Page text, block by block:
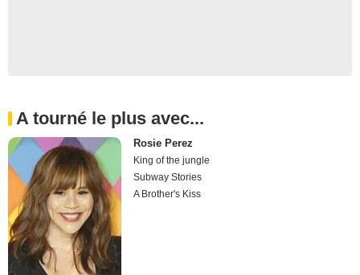
A tourné le plus avec...
Rosie Perez
King of the jungle
Subway Stories
A Brother's Kiss